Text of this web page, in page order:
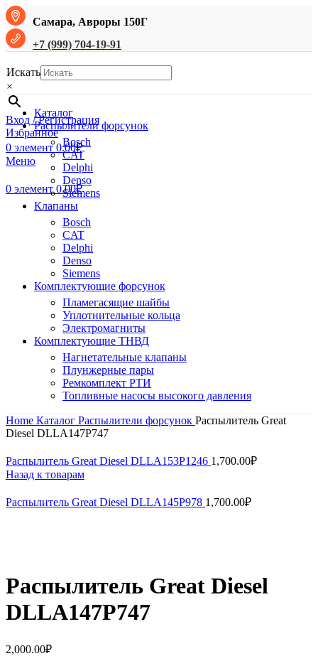
Самара, Авроры 150Г
+7 (999) 704-19-91
Искать
×
Вход / Регистрация
Избранное
0 элемент 0.00₽
Меню
0 элемент 0.00₽
Каталог
Распылители форсунок
Bosch
CAT
Delphi
Denso
Siemens
Клапаны
Bosch
CAT
Delphi
Denso
Siemens
Комплектующие форсунок
Пламегасящие шайбы
Уплотнительные кольца
Электромагниты
Комплектующие ТНВД
Нагнетательные клапаны
Плунжерные пары
Ремкомплект РТИ
Топливные насосы высокого давления
Home Каталог Распылители форсунок Распылитель Great
Diesel DLLA147P747
Распылитель Great Diesel DLLA153P1246 1,700.00₽
Назад к товарам
Распылитель Great Diesel DLLA145P978 1,700.00₽
Распылитель Great Diesel
DLLA147P747
2,000.00₽